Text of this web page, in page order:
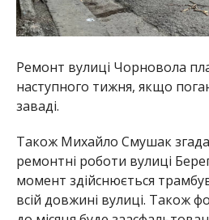
Ремонт вулиці Чорновола
наступного тижня, якщо
заваді.
Також Михайло Смушак
ремонтні роботи вулиці
момент здійснюється
всій довжині вулиці. Також